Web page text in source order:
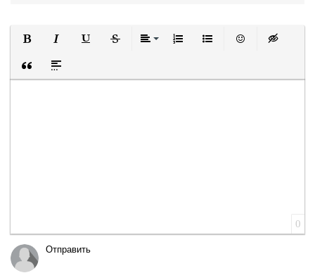
Вставка цитаты
Вставка спойлера
0
Отправить